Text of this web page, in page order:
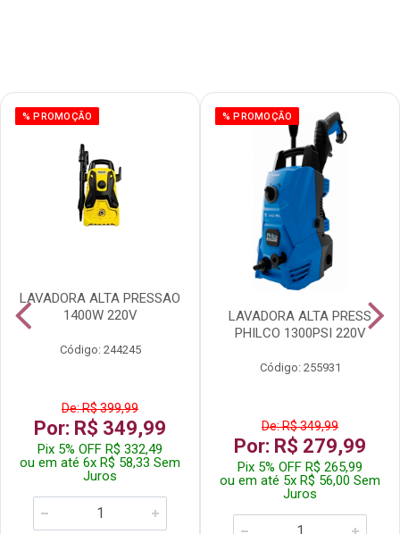
% PROMOÇÃO
LAVADORA ALTA PRESSAO
1400W 220V
Código: 244245
De: R$ 399,99
Por: R$ 349,99
Pix 5% OFF R$ 332,49
ou em até 6x R$ 58,33 Sem
Juros
% PROMOÇÃO
LAVADORA ALTA PRESS
PHILCO 1300PSI 220V
Código: 255931
De: R$ 349,99
Por: R$ 279,99
Pix 5% OFF R$ 265,99
ou em até 5x R$ 56,00 Sem
Juros